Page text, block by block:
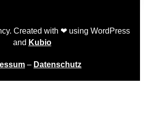
Created with ❤ using WordPress
and Kubio
– Datenschutz